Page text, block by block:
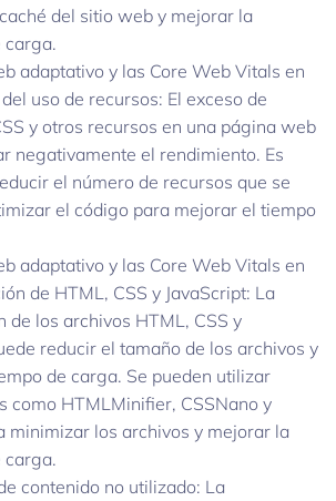
del sitio web y mejorar la
carga.
adaptativo y las Core Web Vitals en
uso de recursos: El exceso de
y otros recursos en una página web
negativamente el rendimiento. Es
el número de recursos que se
el código para mejorar el tiempo
adaptativo y las Core Web Vitals en
de HTML, CSS y JavaScript: La
de los archivos HTML, CSS y
reducir el tamaño de los archivos y
de carga. Se pueden utilizar
como HTMLMinifier, CSSNano y
minimizar los archivos y mejorar la
carga.
contenido no utilizado: La